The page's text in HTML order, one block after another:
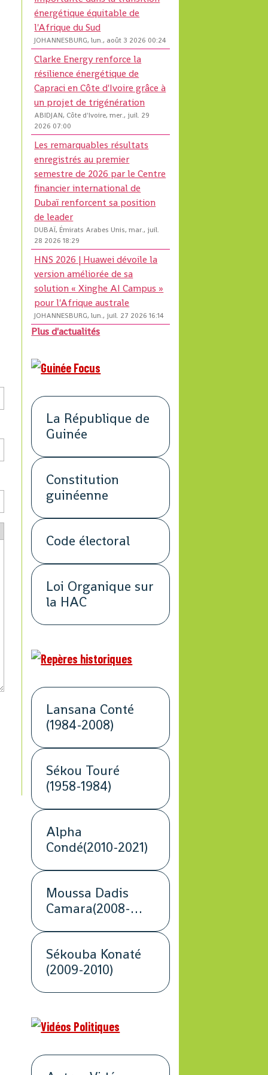
énergétique équitable de
l'Afrique du Sud
JOHANNESBURG, lun., août 3 2026 00:24
Clarke Energy renforce la
résilience énergétique de
Capraci en Côte d'Ivoire grâce à
un projet de trigénération
ABIDJAN, Côte d'Ivoire, mer., juil. 29
2026 07:00
Les remarquables résultats
enregistrés au premier
semestre de 2026 par le Centre
financier international de
Dubaï renforcent sa position
de leader
DUBAÏ, Émirats Arabes Unis, mar., juil.
28 2026 18:29
HNS 2026 | Huawei dévoile la
version améliorée de sa
solution « Xinghe AI Campus »
pour l'Afrique australe
JOHANNESBURG, lun., juil. 27 2026 16:14
Plus d'actualités
La République de
Guinée
Constitution
guinéenne
Code électoral
Loi Organique sur
la HAC
Lansana Conté
(1984-2008)
Sékou Touré
(1958-1984)
Alpha
Condé(2010-2021)
Moussa Dadis
Camara(2008-
Sékouba Konaté
(2009-2010)